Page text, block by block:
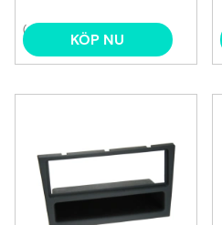
(6) KÖP NU